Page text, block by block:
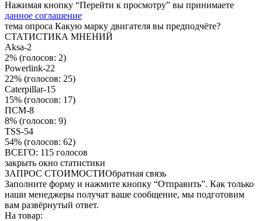
Нажимая кнопку “Перейти к просмотру” вы принимаете
данное соглашение
тема опроса Какую марку двигателя вы предподчёте?
СТАТИСТИКА МНЕНИЙ
Aksa-2
2% (голосов: 2)
Powerlink-22
22% (голосов: 25)
Caterpillar-15
15% (голосов: 17)
ПСМ-8
8% (голосов: 9)
TSS-54
54% (голосов: 62)
ВСЕГО: 115 голосов
закрыть окно статистики
ЗАПРОС СТОИМОСТИОбратная связь
Заполните форму и нажмите кнопку “Отправить”. Как только
наши менеджеры получат ваше сообщение, мы подготовим
вам развёрнутый ответ.
На товар: